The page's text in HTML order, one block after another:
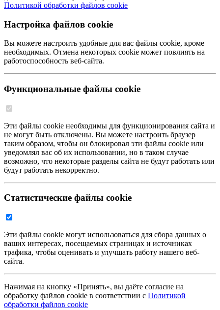
Политикой обработки файлов cookie
Настройка файлов cookie
Вы можете настроить удобные для вас файлы cookie, кроме
необходимых. Отмена некоторых cookie может повлиять на
работоспособность веб-сайта.
Функциональные файлы cookie
Эти файлы cookie необходимы для функционирования сайта и
не могут быть отключены. Вы можете настроить браузер
таким образом, чтобы он блокировал эти файлы cookie или
уведомлял вас об их использовании, но в таком случае
возможно, что некоторые разделы сайта не будут работать или
будут работать некорректно.
Статистические файлы cookie
Эти файлы cookie могут использоваться для сбора данных о
ваших интересах, посещаемых страницах и источниках
трафика, чтобы оценивать и улучшать работу нашего веб-
сайта.
Нажимая на кнопку «Принять», вы даёте согласие на
обработку файлов cookie в соответствии с Политикой
обработки файлов cookie